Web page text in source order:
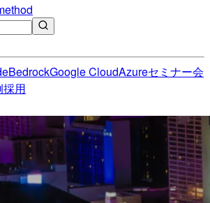
BedrockGoogle CloudAzureセミナー会
採用